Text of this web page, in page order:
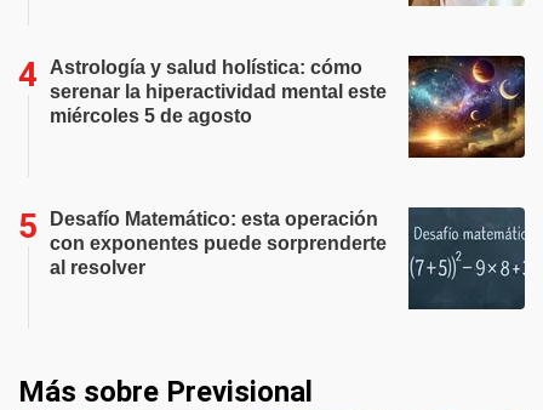
Astrología y salud holística: cómo
serenar la hiperactividad mental este
miércoles 5 de agosto
Desafío Matemático: esta operación
con exponentes puede sorprenderte
al resolver
Más sobre Previsional